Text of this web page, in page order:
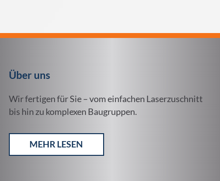
Über uns
Wir fertigen für Sie – vom einfachen Laserzuschnitt
bis hin zu komplexen Baugruppen.
MEHR LESEN